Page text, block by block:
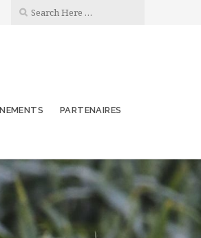
PARTENAIRES